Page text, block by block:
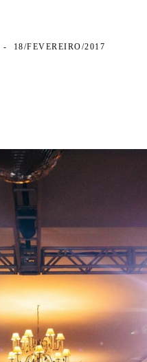
18/FEVEREIRO/2017